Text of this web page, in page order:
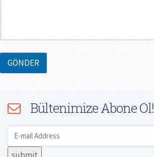
GÖNDER
Bültenimize Abone Ol!